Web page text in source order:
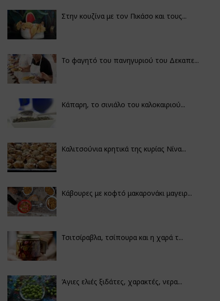
Στην κουζίνα με τον Πικάσο και τους...
Το φαγητό του πανηγυριού του Δεκαπε...
Κάπαρη, το σινιάλο του καλοκαιριού...
Καλιτσούνια κρητικά της κυρίας Νίνα...
Κάβουρες με κοφτό μακαρονάκι μαγειρ...
Τσιτσίραβλα, τσίπουρα και η χαρά τ...
Άγιες ελιές ξιδάτες, χαρακτές, νερα...